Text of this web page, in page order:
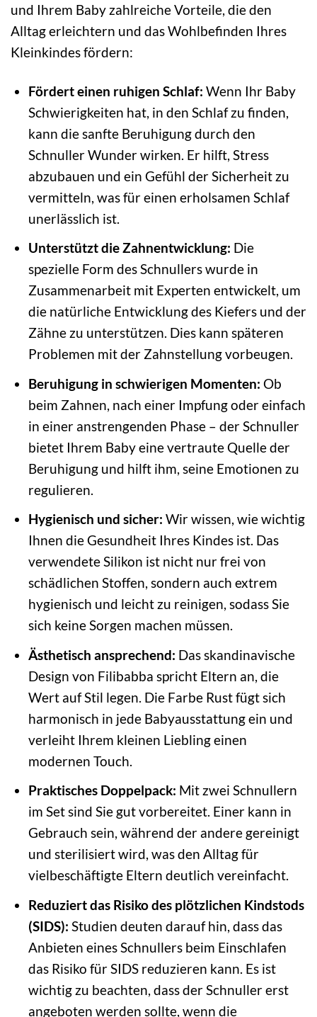
und Ihrem Baby zahlreiche Vorteile, die den
Alltag erleichtern und das Wohlbefinden Ihres
Kleinkindes fördern:
Fördert einen ruhigen Schlaf: Wenn Ihr Baby
Schwierigkeiten hat, in den Schlaf zu finden,
kann die sanfte Beruhigung durch den
Schnuller Wunder wirken. Er hilft, Stress
abzubauen und ein Gefühl der Sicherheit zu
vermitteln, was für einen erholsamen Schlaf
unerlässlich ist.
Unterstützt die Zahnentwicklung: Die
spezielle Form des Schnullers wurde in
Zusammenarbeit mit Experten entwickelt, um
die natürliche Entwicklung des Kiefers und der
Zähne zu unterstützen. Dies kann späteren
Problemen mit der Zahnstellung vorbeugen.
Beruhigung in schwierigen Momenten: Ob
beim Zahnen, nach einer Impfung oder einfach
in einer anstrengenden Phase – der Schnuller
bietet Ihrem Baby eine vertraute Quelle der
Beruhigung und hilft ihm, seine Emotionen zu
regulieren.
Hygienisch und sicher: Wir wissen, wie wichtig
Ihnen die Gesundheit Ihres Kindes ist. Das
verwendete Silikon ist nicht nur frei von
schädlichen Stoffen, sondern auch extrem
hygienisch und leicht zu reinigen, sodass Sie
sich keine Sorgen machen müssen.
Ästhetisch ansprechend: Das skandinavische
Design von Filibabba spricht Eltern an, die
Wert auf Stil legen. Die Farbe Rust fügt sich
harmonisch in jede Babyausstattung ein und
verleiht Ihrem kleinen Liebling einen
modernen Touch.
Praktisches Doppelpack: Mit zwei Schnullern
im Set sind Sie gut vorbereitet. Einer kann in
Gebrauch sein, während der andere gereinigt
und sterilisiert wird, was den Alltag für
vielbeschäftigte Eltern deutlich vereinfacht.
Reduziert das Risiko des plötzlichen Kindstods
(SIDS): Studien deuten darauf hin, dass das
Anbieten eines Schnullers beim Einschlafen
das Risiko für SIDS reduzieren kann. Es ist
wichtig zu beachten, dass der Schnuller erst
angeboten werden sollte, wenn die